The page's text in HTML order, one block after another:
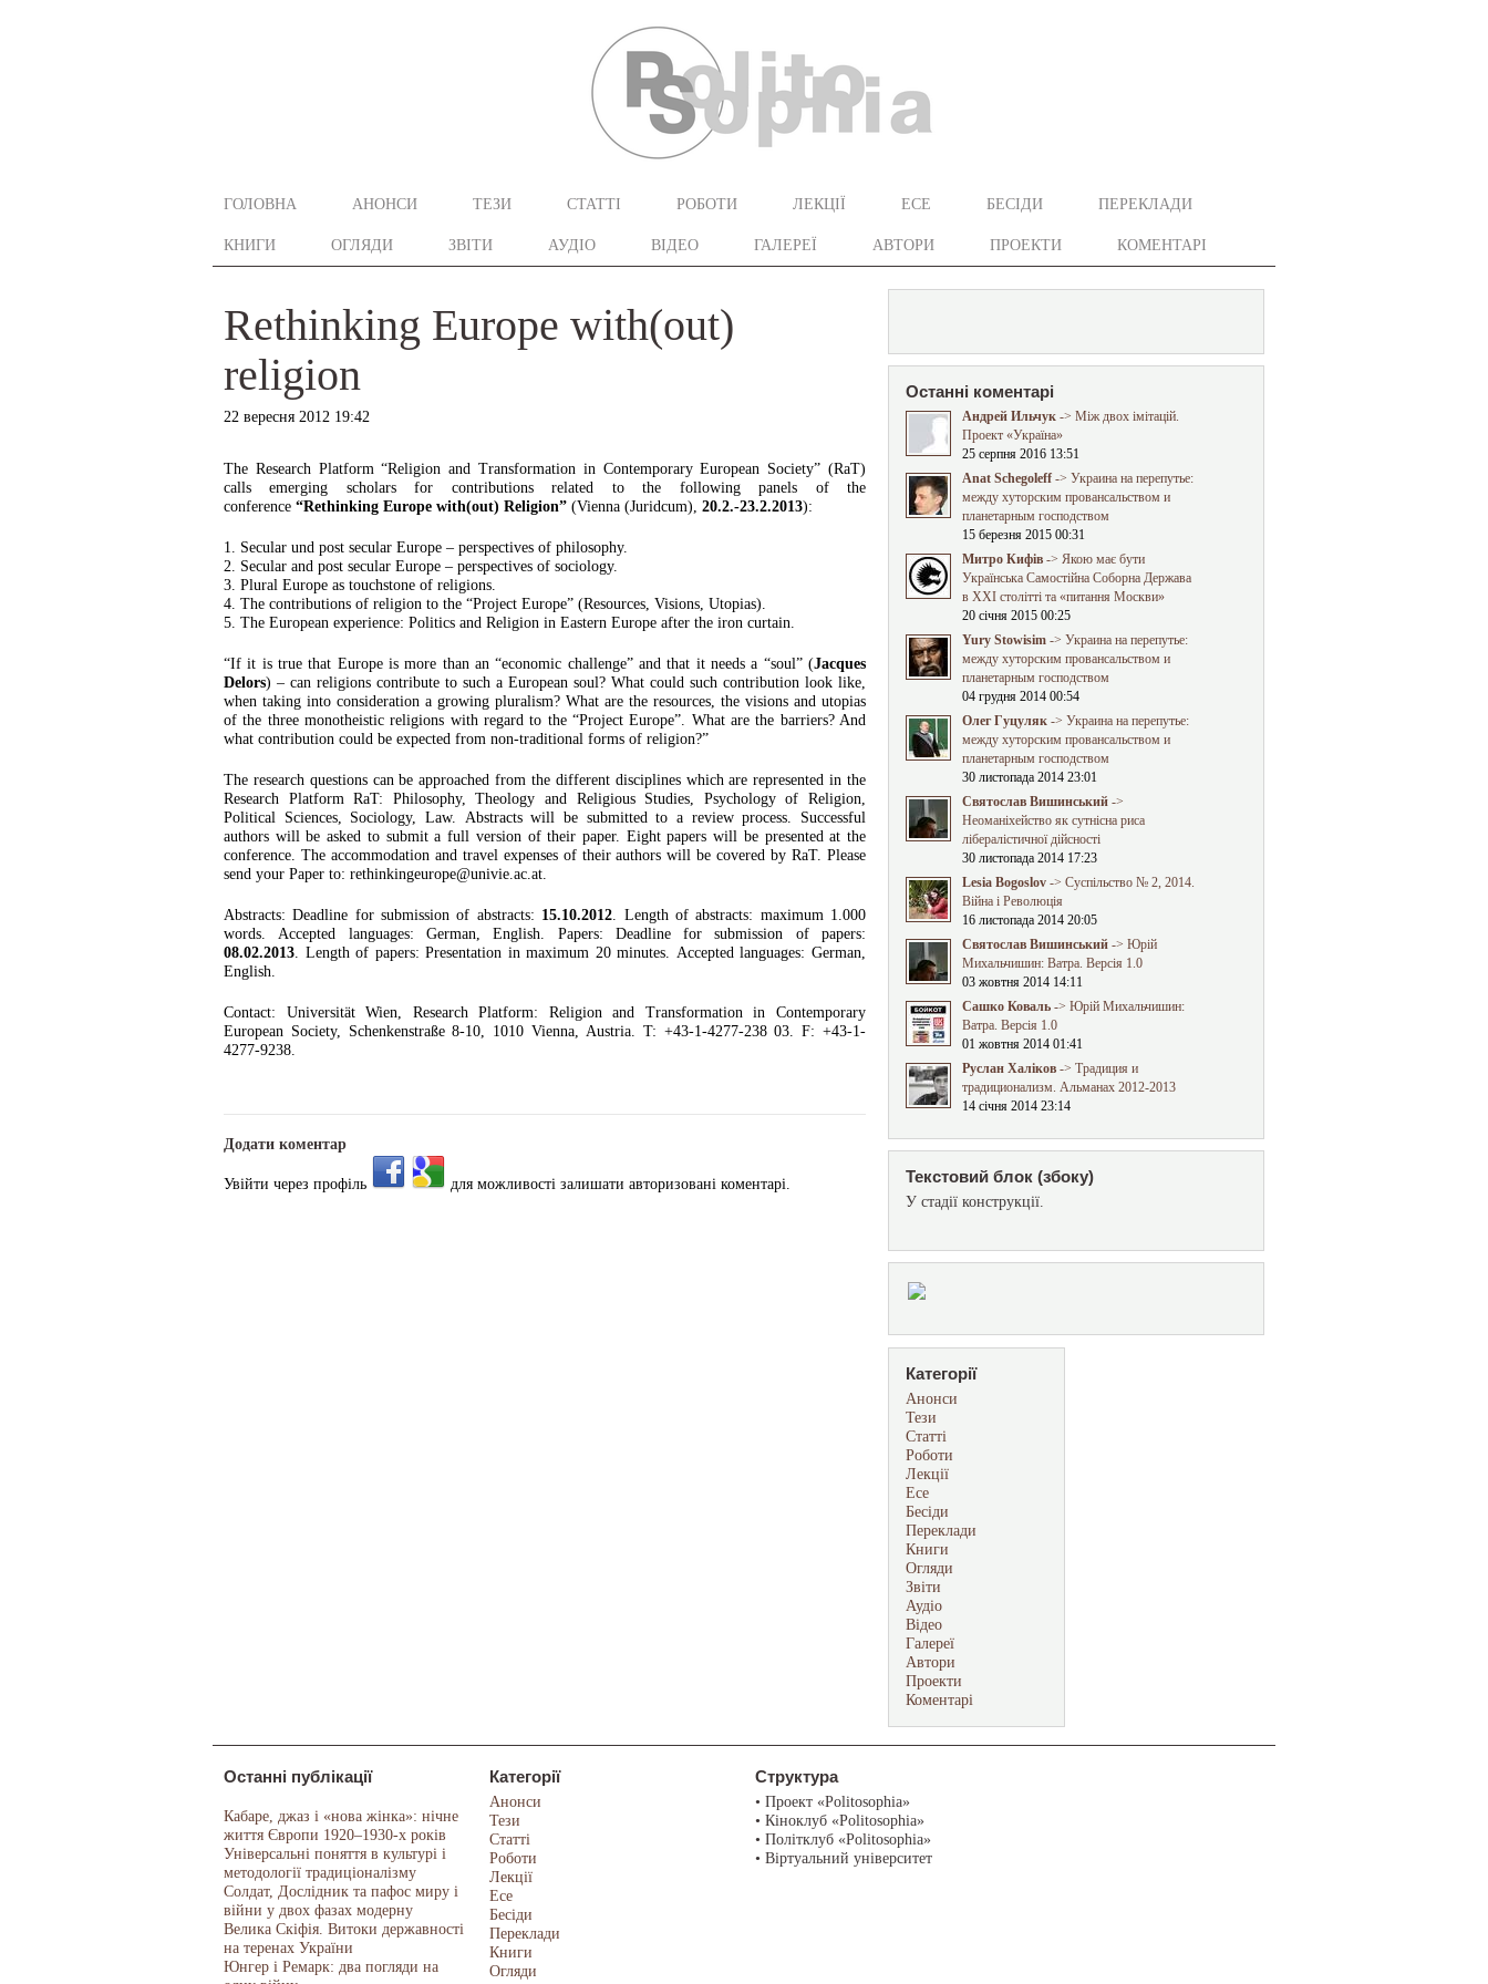
ГОЛОВНА АНОНСИ ТЕЗИ СТАТТІ РОБОТИ ЛЕКЦІЇ ЕСЕ БЕСІДИ ПЕРЕКЛАДИ
КНИГИ ОГЛЯДИ ЗВІТИ АУДІО ВІДЕО ГАЛЕРЕЇ АВТОРИ ПРОЕКТИ КОМЕНТАРІ
Rethinking Europe with(out)
religion
22 вересня 2012 19:42
The Research Platform “Religion and Transformation in Contemporary European Society” (RaT)
calls emerging scholars for contributions related to the following panels of the
conference “Rethinking Europe with(out) Religion” (Vienna (Juridcum), 20.2.-23.2.2013):
1. Secular und post secular Europe – perspectives of philosophy.
2. Secular and post secular Europe – perspectives of sociology.
3. Plural Europe as touchstone of religions.
4. The contributions of religion to the “Project Europe” (Resources, Visions, Utopias).
5. The European experience: Politics and Religion in Eastern Europe after the iron curtain.
“If it is true that Europe is more than an “economic challenge” and that it needs a “soul” (Jacques
Delors) – can religions contribute to such a European soul? What could such contribution look like,
when taking into consideration a growing pluralism? What are the resources, the visions and utopias
of the three monotheistic religions with regard to the “Project Europe”. What are the barriers? And
what contribution could be expected from non-traditional forms of religion?”
The research questions can be approached from the different disciplines which are represented in the
Research Platform RaT: Philosophy, Theology and Religious Studies, Psychology of Religion,
Political Sciences, Sociology, Law. Abstracts will be submitted to a review process. Successful
authors will be asked to submit a full version of their paper. Eight papers will be presented at the
conference. The accommodation and travel expenses of their authors will be covered by RaT. Please
send your Paper to: rethinkingeurope@univie.ac.at.
Abstracts: Deadline for submission of abstracts: 15.10.2012. Length of abstracts: maximum 1.000
words. Accepted languages: German, English. Papers: Deadline for submission of papers:
08.02.2013. Length of papers: Presentation in maximum 20 minutes. Accepted languages: German,
English.
Contact: Universität Wien, Research Platform: Religion and Transformation in Contemporary
European Society, Schenkenstraße 8-10, 1010 Vienna, Austria. T: +43-1-4277-238 03. F: +43-1-
4277-9238.
Додати коментар
Увійти через профіль для можливості залишати авторизовані коментарі.
Останні коментарі
Андрей Ильчук -> Між двох імітацій.
Проект «Україна»
25 серпня 2016 13:51
Anat Schegoleff -> Украина на перепутье:
между хуторским провансальством и
планетарным господством
15 березня 2015 00:31
Митро Кифів -> Якою має бути
Українська Самостійна Соборна Держава
в XXI столітті та «питання Москви»
20 січня 2015 00:25
Yury Stowisim -> Украина на перепутье:
между хуторским провансальством и
планетарным господством
04 грудня 2014 00:54
Олег Гуцуляк -> Украина на перепутье:
между хуторским провансальством и
планетарным господством
30 листопада 2014 23:01
Святослав Вишинський ->
Неоманіхейство як сутнісна риса
лібералістичної дійсності
30 листопада 2014 17:23
Lesia Bogoslov -> Суспільство № 2, 2014.
Війна і Революція
16 листопада 2014 20:05
Святослав Вишинський -> Юрій
Михальчишин: Ватра. Версія 1.0
03 жовтня 2014 14:11
Сашко Коваль -> Юрій Михальчишин:
Ватра. Версія 1.0
01 жовтня 2014 01:41
Руслан Халіков -> Традиция и
традиционализм. Альманах 2012-2013
14 січня 2014 23:14
Текстовий блок (збоку)
У стадії конструкції.
Категорії
Анонси
Тези
Статті
Роботи
Лекції
Есе
Бесіди
Переклади
Книги
Огляди
Звіти
Аудіо
Відео
Галереї
Автори
Проекти
Коментарі
Останні публікації
Кабаре, джаз і «нова жінка»: нічне
життя Європи 1920–1930-х років
Універсальні поняття в культурі і
методології традиціоналізму
Солдат, Дослідник та пафос миру і
війни у двох фазах модерну
Велика Скіфія. Витоки державності
на теренах України
Юнгер і Ремарк: два погляди на
Категорії
Анонси
Тези
Статті
Роботи
Лекції
Есе
Бесіди
Переклади
Книги
Огляди
Структура
• Проект «Politosophia»
• Кіноклуб «Politosophia»
• Політклуб «Politosophia»
• Віртуальний університет